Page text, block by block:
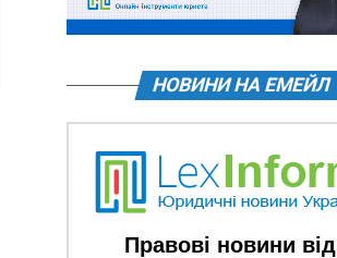
НОВИНИ НА ЕМЕЙЛ
Правові новини від